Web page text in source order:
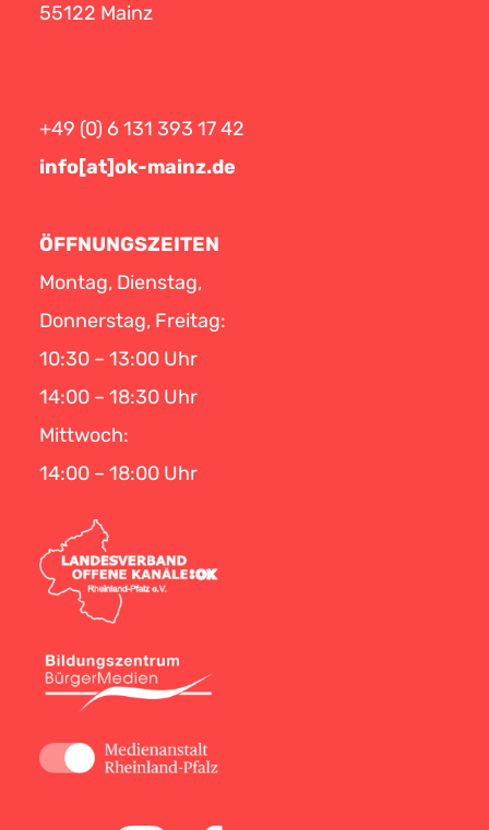
55122 Mainz
+49 (0) 6 131 393 17 42
info[at]ok-mainz.de
ÖFFNUNGSZEITEN
Montag, Dienstag,
Donnerstag, Freitag:
10:30 – 13:00 Uhr
14:00 – 18:30 Uhr
Mittwoch:
14:00 – 18:00 Uhr